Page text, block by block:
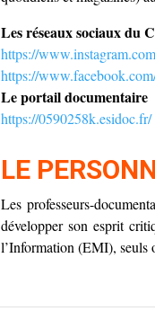
Les réseaux sociaux du
https://
https://
Le portail documentaire
https://0590258k.esidoc.fr/
LE
Les professeurs-
développer son esprit
l’Information(EMI), seuls